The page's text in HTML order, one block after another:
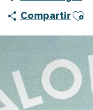
Compartir